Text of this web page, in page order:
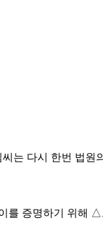
는 다시 한번 법원
를 증명하기 위해